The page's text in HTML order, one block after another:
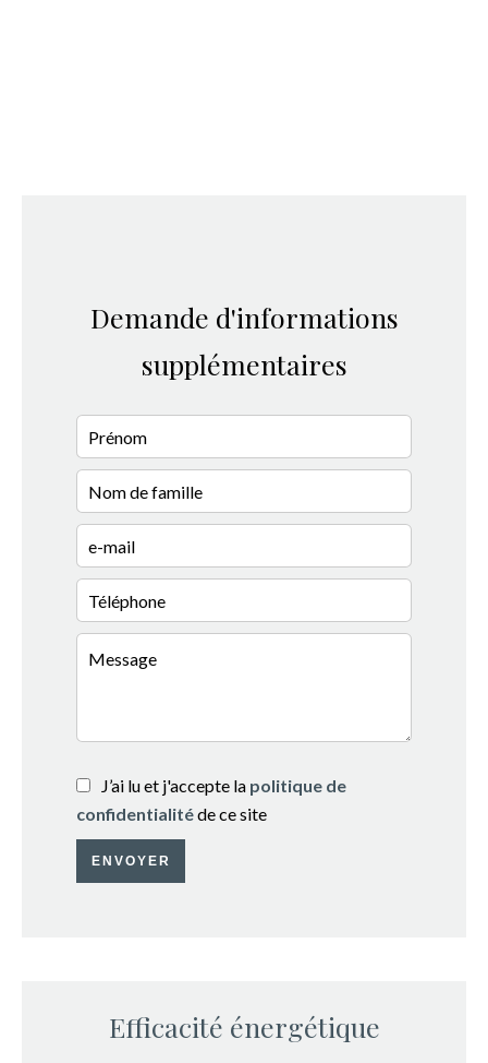
Demande d'informations
supplémentaires
J’ai lu et j'accepte la politique de
confidentialitéde ce site
ENVOYER
Efficacité énergétique